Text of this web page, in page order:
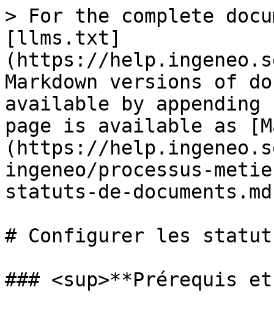
> For the complete
[llms.txt]
(https://
Markdown versions of
available by
page is available as
(https://
ingeneo/processus-
statuts-de-
# Configurer les
### <sup>**Prérequis